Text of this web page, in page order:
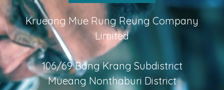
Krueang Mue Rung Reung Company
Limited
106/69 Bang Krang Subdistrict
Mueang Nonthaburi District